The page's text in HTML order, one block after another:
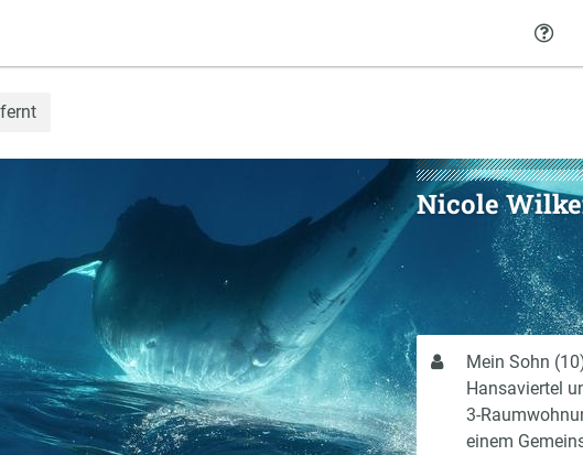
Hilfe
Nicole
Über
mich
Mein Sohn
Hansaviertel
3-
einem